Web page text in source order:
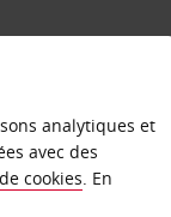
analytiques et
avec des
cookies. En